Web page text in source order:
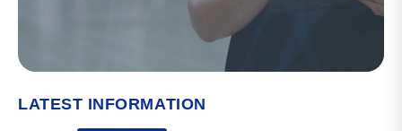
LATEST INFORMATION